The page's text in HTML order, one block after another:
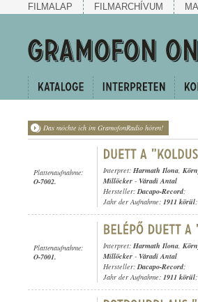
FILMALAP FILMARCHÍVUM
Das möchte ich im GramofonRadio hören!
Plattenaufnahme:
O-7002.
Interpret: Harmath Ilona,
Millöcker - Váradi Antal
Hersteller:Dacapo-Record;
Jahr der Aufnahme: 1911 körül
Plattenaufnahme:
O-7001.
Interpret: Harmath Ilona,
Millöcker - Váradi Antal
Hersteller:Dacapo-Record;
Jahr der Aufnahme: 1911 körül